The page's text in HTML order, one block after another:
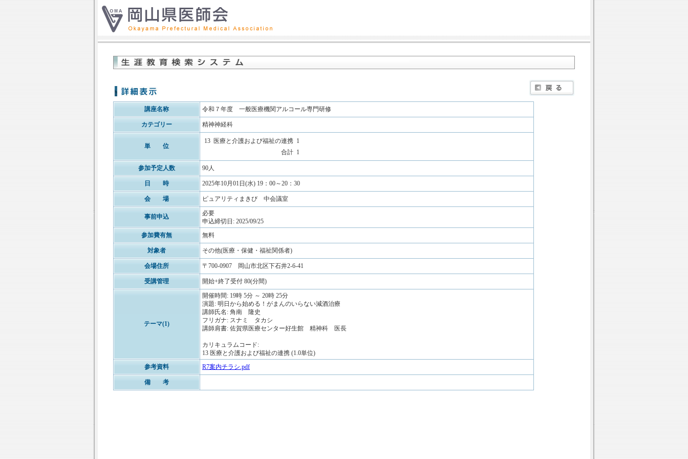
講座名称 令和７年度 一般医療機関アルコール専門研修
カテゴリー 精神神経科
単 位
13 医療と介護および福祉の連携 1
合計 1
参加予定人数 90人
日 時 2025年10月01日(水) 19：00～20：30
会 場 ピュアリティまきび 中会議室
事前申込
必要
申込締切日: 2025/09/25
参加費有無
無料
対象者 その他(医療・保健・福祉関係者)
会場住所 〒700-0907 岡山市北区下石井2-6-41
受講管理 開始+終了受付 80(分間)
テーマ(1)
開催時間: 19時 5分 ～ 20時 25分
演題: 明日から始める！がまんのいらない減酒治療
講師氏名: 角南 隆史
フリガナ: スナミ タカシ
講師肩書: 佐賀県医療センター好生館 精神科 医長
カリキュラムコード:
13 医療と介護および福祉の連携 (1.0単位)
参考資料
R7案内チラシ.pdf
備 考